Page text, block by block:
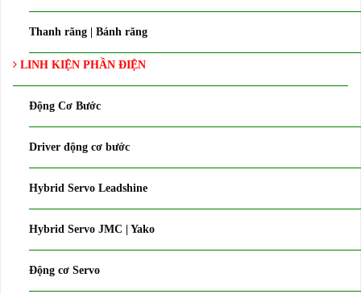
Thanh răng | Bánh răng
LINH KIỆN PHẦN ĐIỆN
Động Cơ Bước
Driver động cơ bước
Hybrid Servo Leadshine
Hybrid Servo JMC | Yako
Động cơ Servo